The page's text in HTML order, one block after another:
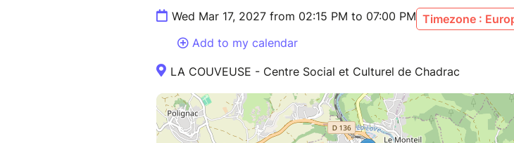
Wed Mar 17, 2027 from 02:15 PM to 07:00 PM Timezone :
Add to my calendar
LA COUVEUSE - Centre Social et Culturel de Chadrac